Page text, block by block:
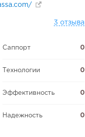
3 отзыва
Саппорт 0
Технологии 0
Эффективность 0
Надежность 0